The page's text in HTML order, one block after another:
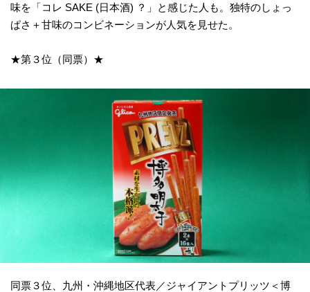
味を「コレ SAKE (日本酒) ？」と感じた人も。独特のしょっ
ぱさ＋甘味のコンビネーションが人気を見せた。
★第３位（同票）★
同票３位、九州・沖縄地区代表／ジャイアントプリッツ＜博